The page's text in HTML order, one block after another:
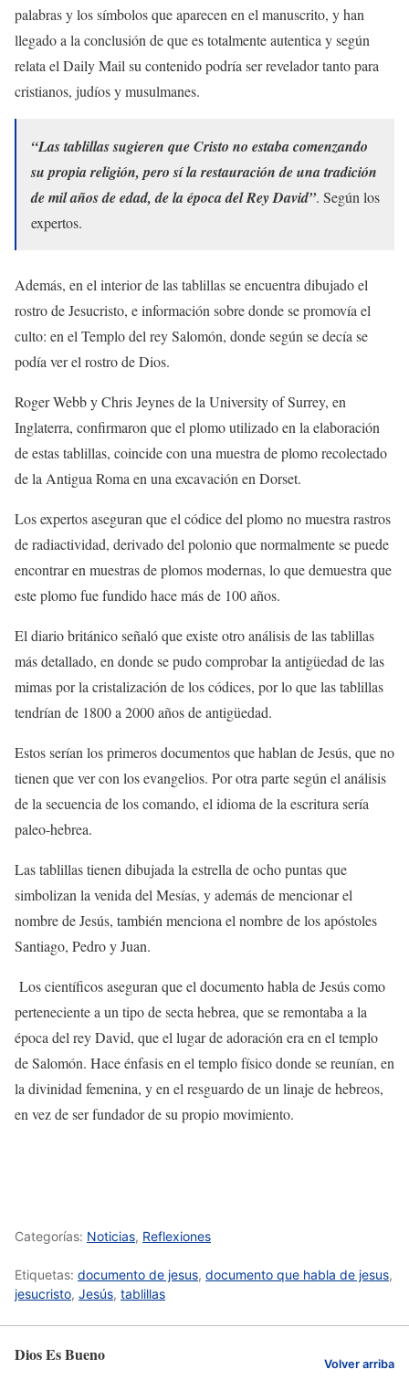
palabras y los símbolos que aparecen en el manuscrito, y han
llegado a la conclusión de que es totalmente autentica y según
relata el Daily Mail su contenido podría ser revelador tanto para
cristianos, judíos y musulmanes.
“Las tablillas sugieren que Cristo no estaba comenzando
su propia religión, pero sí la restauración de una tradición
de mil años de edad, de la época del Rey David”. Según los
expertos.
Además, en el interior de las tablillas se encuentra dibujado el
rostro de Jesucristo, e información sobre donde se promovía el
culto: en el Templo del rey Salomón, donde según se decía se
podía ver el rostro de Dios.
Roger Webb y Chris Jeynes de la University of Surrey, en
Inglaterra, confirmaron que el plomo utilizado en la elaboración
de estas tablillas, coincide con una muestra de plomo recolectado
de la Antigua Roma en una excavación en Dorset.
Los expertos aseguran que el códice del plomo no muestra rastros
de radiactividad, derivado del polonio que normalmente se puede
encontrar en muestras de plomos modernas, lo que demuestra que
este plomo fue fundido hace más de 100 años.
El diario británico señaló que existe otro análisis de las tablillas
más detallado, en donde se pudo comprobar la antigüedad de las
mimas por la cristalización de los códices, por lo que las tablillas
tendrían de 1800 a 2000 años de antigüedad.
Estos serían los primeros documentos que hablan de Jesús, que no
tienen que ver con los evangelios. Por otra parte según el análisis
de la secuencia de los comando, el idioma de la escritura sería
paleo-hebrea.
Las tablillas tienen dibujada la estrella de ocho puntas que
simbolizan la venida del Mesías, y además de mencionar el
nombre de Jesús, también menciona el nombre de los apóstoles
Santiago, Pedro y Juan.
Los científicos aseguran que el documento habla de Jesús como
perteneciente a un tipo de secta hebrea, que se remontaba a la
época del rey David, que el lugar de adoración era en el templo
de Salomón. Hace énfasis en el templo físico donde se reunían, en
la divinidad femenina, y en el resguardo de un linaje de hebreos,
en vez de ser fundador de su propio movimiento.
Categorías: Noticias, Reflexiones
Etiquetas: documento de jesus, documento que habla de jesus,
jesucristo, Jesús, tablillas
Dios Es Bueno Volver arriba